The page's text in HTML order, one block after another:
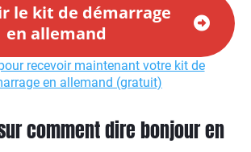
le kit de démarrage
en allemand
recevoir maintenant votre kit de
en allemand (gratuit)
comment dire bonjour en